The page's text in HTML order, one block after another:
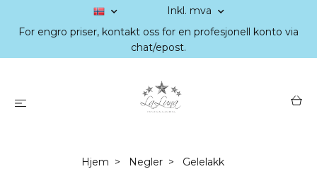
Inkl. mva
For engro priser, kontakt oss for en profesjonell konto via
chat/epost.
Hjem Negler Gelelakk